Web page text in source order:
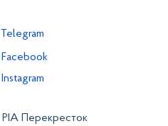
Telegram
Facebook
Instagram
РІА Перекресток